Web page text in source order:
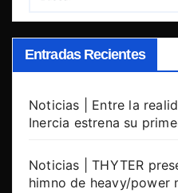
Entradas Recientes
Noticias | Entre la
Inercia estrena su
Noticias | THYTER
himno de heavy/power